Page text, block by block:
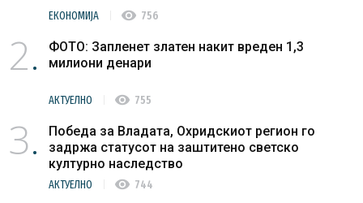
ЕКОНОМИЈА visibility 756
2
ФОТО: Запленет златен накит вреден 1,3
милиони денари
АКТУЕЛНО visibility 755
3
Победа за Владата, Охридскиот регион го
задржа статусот на заштитено светско
културно наследство
АКТУЕЛНО visibility 744